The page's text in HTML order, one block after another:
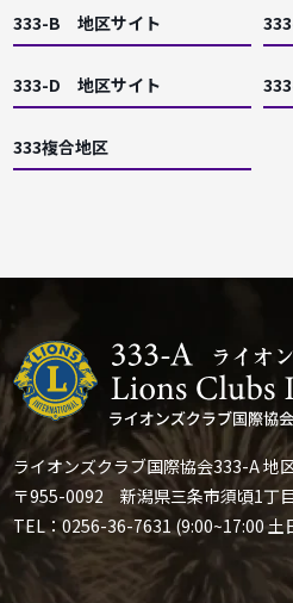
333-B 地区サイト
333-D 地区サイト
333複合地区
ライオンズクラブ国際協会333-A 地
〒955-0092 新潟県三条市須頃1丁
TEL：0256-36-7631 (9:00~17:00 土